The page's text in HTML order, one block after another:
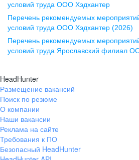
ул. Спартаковская, д. 2А, этаж 3,
помещение 15
+7 843 212-12-50
Екатеринбург
ул. Боевых Дружин, стр. 20,
+7 343 226-79-99
pr@ural.hh.ru
условий труда ООО Хэдхантер
Перечень рекомендуемых
условий труда ООО Хэдхантер (2026)
Перечень рекомендуемых
условий труда Ярославский филиал
HeadHunter
Размещение вакансий
Поиск по резюме
О компании
Наши вакансии
Реклама на сайте
Требования к ПО
Безопасный HeadHunter